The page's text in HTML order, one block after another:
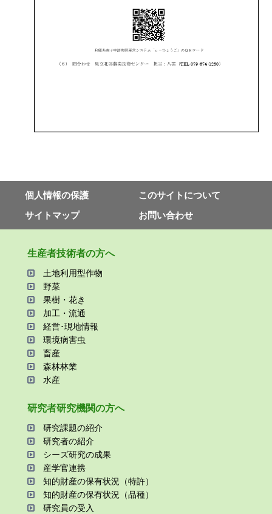
個⼈情報の保護
このサイトについて
サイトマップ
お問い合わせ
⽣産者技術者の⽅へ
⼟地利⽤型作物
野菜
果樹・花き
加⼯・流通
経営･現地情報
環境病害⾍
畜産
森林林業
⽔産
研究者研究機関の⽅へ
研究課題の紹介
研究者の紹介
シーズ研究の成果
産学官連携
知的財産の保有状況（特許）
知的財産の保有状況（品種）
研究員の受⼊